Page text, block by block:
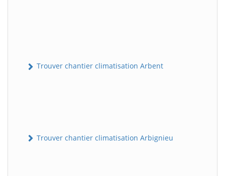
Trouver chantier climatisation Arbent
Trouver chantier climatisation Arbignieu